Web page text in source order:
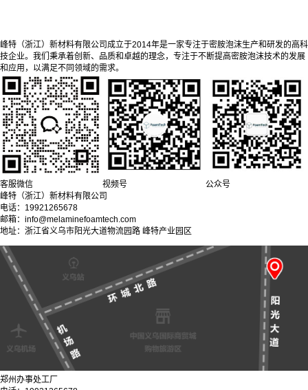
峰特（浙江）新材料有限公司成立于2014年是一家专注于密胺泡沫生产和研发的高科
技企业。我们秉承着创新、品质和卓越的理念，专注于不断提高密胺泡沫技术的发展
和应用，以满足不同领域的需求。
客服微信 视频号
公众号
峰特（浙江）新材料有限公司
电话：19921265678
邮箱：info@melaminefoamtech.com
地址：浙江省义乌市阳光大道物流园路 峰特产业园区
郑州办事处工厂